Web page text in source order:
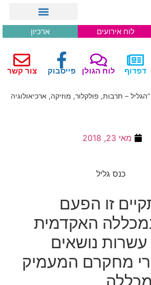
לוח אירועים ארכיון
דפדוף לוח הגולן פייסבוק צור קשר
– תרבות, פולקלור, מוזיקה, ארכיאולוגיה
מאי 23, 2018
זו הפעם
האקדמית
נושאים
מחקרם המעמיק